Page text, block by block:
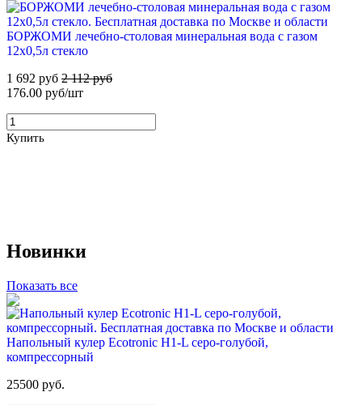
Для новых клиентов. Стартовый набор ХВАЛОВСКАЯ
Горная (3х19л) + помпа
799 руб 2 795 руб
Купить
Для новых клиентов. Стартовый набор ХВАЛОВСКАЯ
649 руб
Купить
БОРЖОМИ лечебно-столовая минеральная вода с газом
12х0,5л стекло
1 692 руб 2 112 руб
176.00 руб/шт
Купить
Новинки
Показать все
Напольный кулер Ecotronic H1-L серо-голубой,
компрессорный
25500 руб.